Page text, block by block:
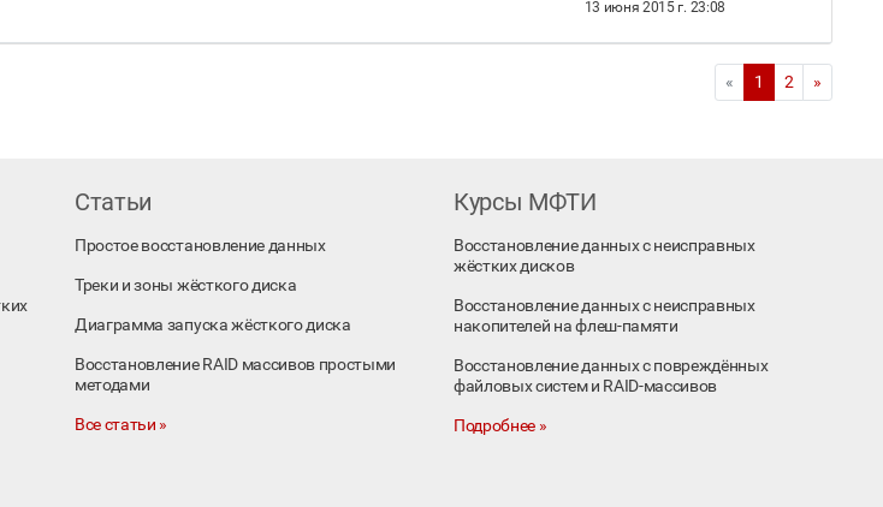
13 июня 2015 г. 23:08
« 1 2 »
Статьи
Простое восстановление данных
Треки и зоны жёсткого диска
Диаграмма запуска жёсткого диска
Восстановление RAID массивов простыми
методами
Все статьи »
Курсы МФТИ
Восстановление данных с неисправных
жёстких дисков
Восстановление данных с неисправных
накопителей на флеш-памяти
Восстановление данных с повреждённых
файловых систем и RAID-массивов
Подробнее »